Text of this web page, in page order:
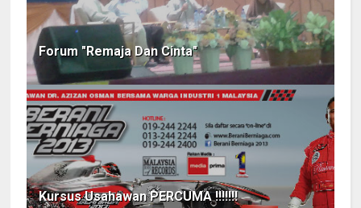
Forum "Remaja Dan Cinta"
Kursus Usahawan PERCUMA !!!!!!!